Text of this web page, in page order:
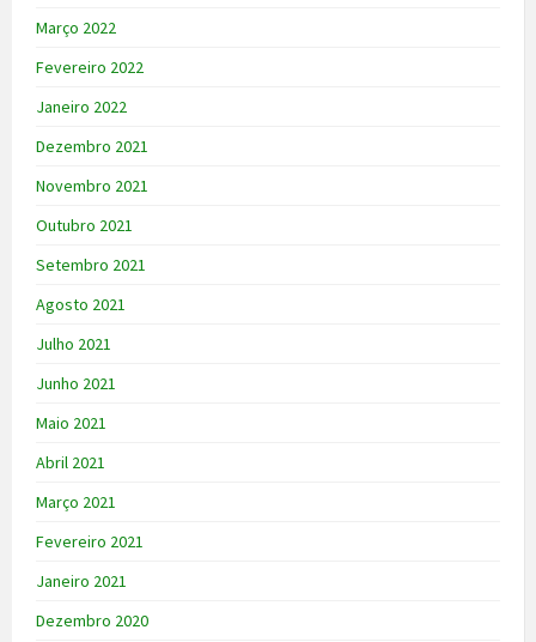
Março 2022
Fevereiro 2022
Janeiro 2022
Dezembro 2021
Novembro 2021
Outubro 2021
Setembro 2021
Agosto 2021
Julho 2021
Junho 2021
Maio 2021
Abril 2021
Março 2021
Fevereiro 2021
Janeiro 2021
Dezembro 2020